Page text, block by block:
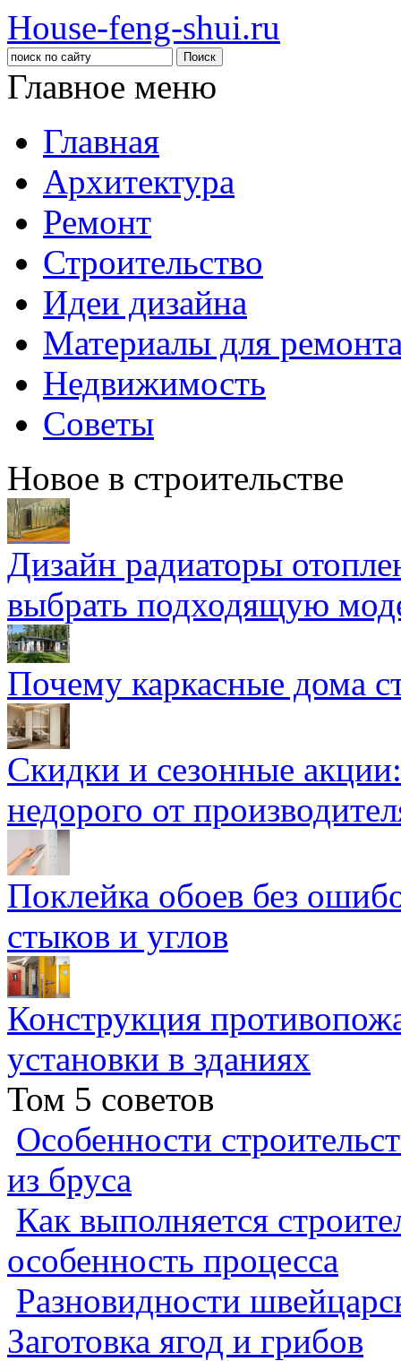
House-feng-shui.ru
Главное меню
Главная
Архитектура
Ремонт
Строительство
Идеи дизайна
Материалы для
Недвижимость
Советы
Новое в строительстве
Дизайн радиаторы
выбрать подходящую
Почему каркасные дома
Скидки и сезонные
недорого от
Поклейка обоев без
стыков и углов
Конструкция
установки в зданиях
Том 5 советов
Особенности
из бруса
Как выполняется
особенность процесса
Разновидности
Заготовка ягод и грибов